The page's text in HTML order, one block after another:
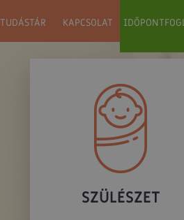
TUDÁSTÁR KAPCSOLAT
SZÜLÉSZET